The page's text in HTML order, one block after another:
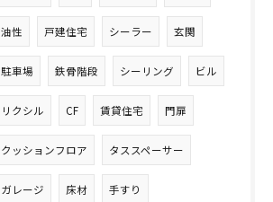
油性 戸建住宅 シーラー 玄関
駐車場 鉄骨階段 シーリング ビル
リクシル CF 賃貸住宅 門扉
クッションフロア タススペーサー
ガレージ 床材 手すり